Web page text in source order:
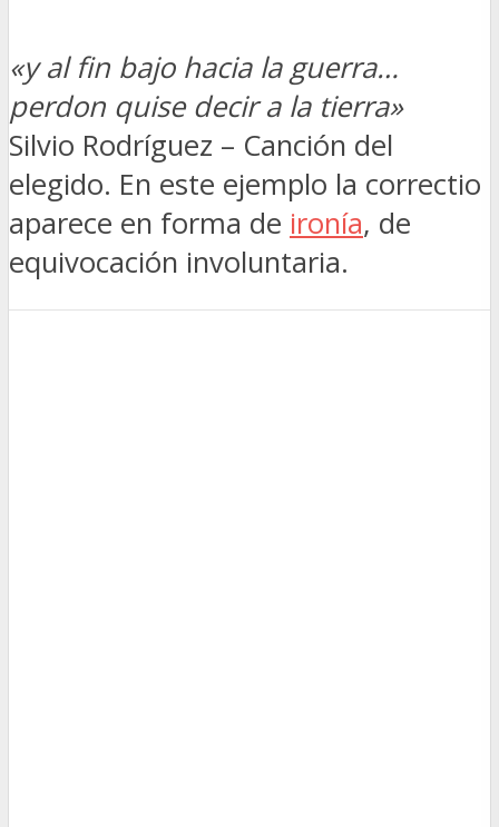
«y al fin bajo hacia la guerra…
perdon quise decir a la tierra»
Silvio Rodríguez – Canción del
elegido. En este ejemplo la correctio
aparece en forma de ironía, de
equivocación involuntaria.